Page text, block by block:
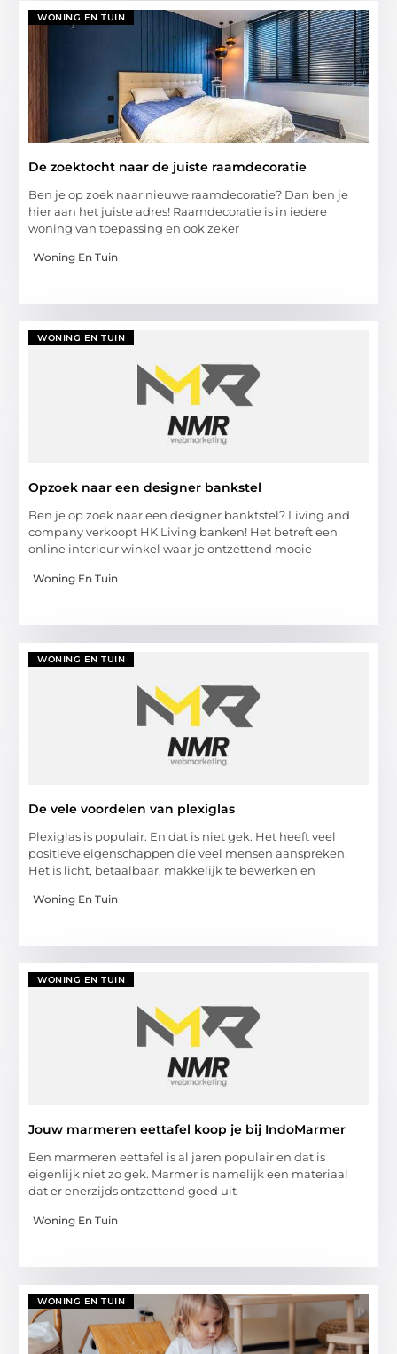
WONING EN TUIN
De zoektocht naar de juiste raamdecoratie
Ben je op zoek naar nieuwe raamdecoratie? Dan ben je
hier aan het juiste adres! Raamdecoratie is in iedere
woning van toepassing en ook zeker
Woning En Tuin
WONING EN TUIN
Opzoek naar een designer bankstel
Ben je op zoek naar een designer banktstel? Living and
company verkoopt HK Living banken! Het betreft een
online interieur winkel waar je ontzettend mooie
Woning En Tuin
WONING EN TUIN
De vele voordelen van plexiglas
Plexiglas is populair. En dat is niet gek. Het heeft veel
positieve eigenschappen die veel mensen aanspreken.
Het is licht, betaalbaar, makkelijk te bewerken en
Woning En Tuin
WONING EN TUIN
Jouw marmeren eettafel koop je bij IndoMarmer
Een marmeren eettafel is al jaren populair en dat is
eigenlijk niet zo gek. Marmer is namelijk een materiaal
dat er enerzijds ontzettend goed uit
Woning En Tuin
WONING EN TUIN